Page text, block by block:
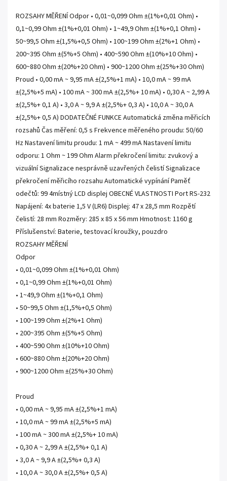
ROZSAHY MĚŘENÍ Odpor • 0,01~0,099 Ohm ±(1%+0,01 Ohm) •
0,1~0,99 Ohm ±(1%+0,01 Ohm) • 1~49,9 Ohm ±(1%+0,1 Ohm) •
50~99,5 Ohm ±(1,5%+0,5 Ohm) • 100~199 Ohm ±(2%+1 Ohm) •
200~395 Ohm ±(5%+5 Ohm) • 400~590 Ohm ±(10%+10 Ohm) •
600~880 Ohm ±(20%+20 Ohm) • 900~1200 Ohm ±(25%+30 Ohm)
Proud • 0,00 mA ~ 9,95 mA ±(2,5%+1 mA) • 10,0 mA ~ 99 mA
±(2,5%+5 mA) • 100 mA ~ 300 mA ±(2,5%+ 10 mA) • 0,30 A ~ 2,99 A
±(2,5%+ 0,1 A) • 3,0 A ~ 9,9 A ±(2,5%+ 0,3 A) • 10,0 A ~ 30,0 A
±(2,5%+ 0,5 A) DODATEČNÉ FUNKCE Automatická změna měřicích
rozsahů Čas měření: 0,5 s Frekvence měřeného proudu: 50/60
Hz Nastavení limitu proudu: 1 mA ~ 499 mA Nastavení limitu
odporu: 1 Ohm ~ 199 Ohm Alarm překročení limitu: zvukový a
vizuální Signalizace nesprávně uzavřených čelistí Signalizace
překročení měřicího rozsahu Automatické vypínání Paměť
odečtů: 99 4místný LCD displej OBECNÉ VLASTNOSTI Port RS-232
Napájení: 4x baterie 1,5 V (LR6) Displej: 47 x 28,5 mm Rozpětí
čelistí: 28 mm Rozměry: 285 x 85 x 56 mm Hmotnost: 1160 g
Příslušenství: Baterie, testovací kroužky, pouzdro
ROZSAHY MĚŘENÍ
Odpor
• 0,01~0,099 Ohm ±(1%+0,01 Ohm)
• 0,1~0,99 Ohm ±(1%+0,01 Ohm)
• 1~49,9 Ohm ±(1%+0,1 Ohm)
• 50~99,5 Ohm ±(1,5%+0,5 Ohm)
• 100~199 Ohm ±(2%+1 Ohm)
• 200~395 Ohm ±(5%+5 Ohm)
• 400~590 Ohm ±(10%+10 Ohm)
• 600~880 Ohm ±(20%+20 Ohm)
• 900~1200 Ohm ±(25%+30 Ohm)
Proud
• 0,00 mA ~ 9,95 mA ±(2,5%+1 mA)
• 10,0 mA ~ 99 mA ±(2,5%+5 mA)
• 100 mA ~ 300 mA ±(2,5%+ 10 mA)
• 0,30 A ~ 2,99 A ±(2,5%+ 0,1 A)
• 3,0 A ~ 9,9 A ±(2,5%+ 0,3 A)
• 10,0 A ~ 30,0 A ±(2,5%+ 0,5 A)